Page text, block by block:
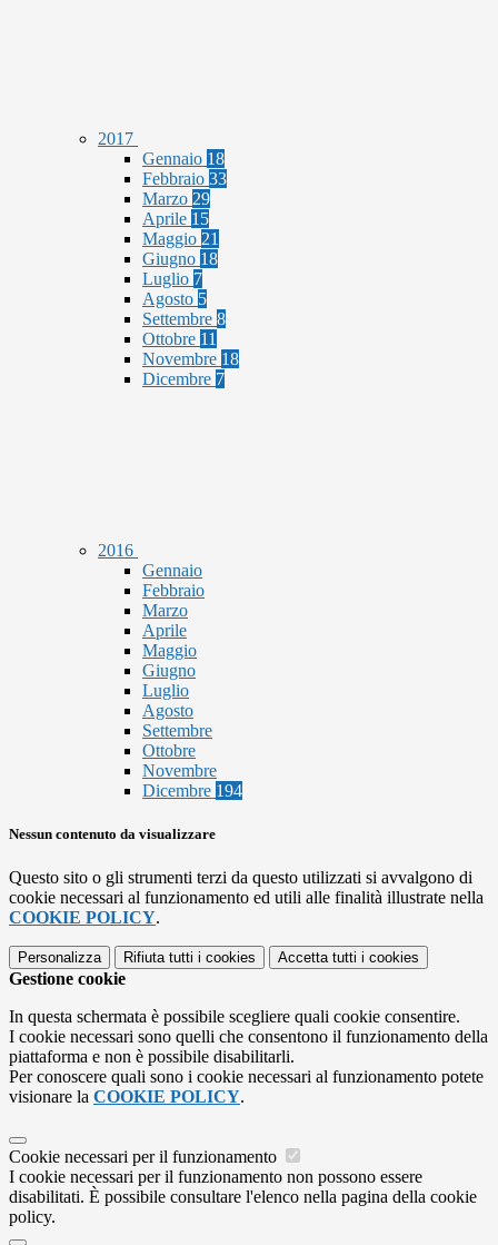
2017
Gennaio 18
Febbraio 33
Marzo 29
Aprile 15
Maggio 21
Giugno 18
Luglio 7
Agosto 5
Settembre 8
Ottobre 11
Novembre 18
Dicembre 7
2016
Gennaio
Febbraio
Marzo
Aprile
Maggio
Giugno
Luglio
Agosto
Settembre
Ottobre
Novembre
Dicembre 194
Nessun contenuto da visualizzare
Questo sito o gli strumenti terzi da questo utilizzati si avvalgono di
cookie necessari al funzionamento ed utili alle finalità illustrate nella
COOKIE POLICY.
Personalizza Rifiuta tutti i cookies Accetta tutti i cookies
Gestione cookie
In questa schermata è possibile scegliere quali cookie consentire.
I cookie necessari sono quelli che consentono il funzionamento della
piattaforma e non è possibile disabilitarli.
Per conoscere quali sono i cookie necessari al funzionamento potete
visionare la COOKIE POLICY.
Cookie necessari per il funzionamento
I cookie necessari per il funzionamento non possono essere
disabilitati. È possibile consultare l'elenco nella pagina della cookie
policy.